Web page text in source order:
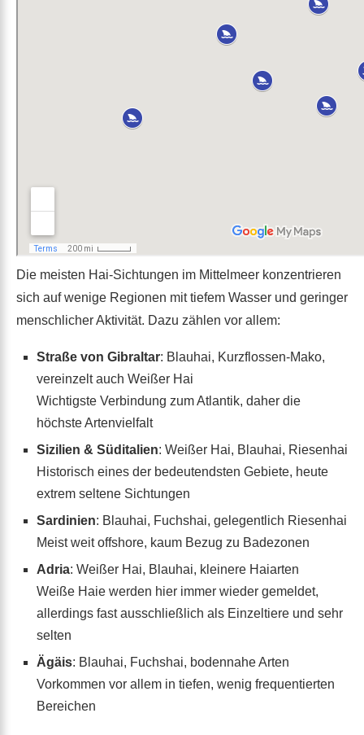
Die meisten Hai-Sichtungen im Mittelmeer konzentrieren
sich auf wenige Regionen mit tiefem Wasser und geringer
menschlicher Aktivität. Dazu zählen vor allem:
Straße von Gibraltar: Blauhai, Kurzflossen-Mako,
vereinzelt auch Weißer Hai
Wichtigste Verbindung zum Atlantik, daher die
höchste Artenvielfalt
Sizilien & Süditalien: Weißer Hai, Blauhai, Riesenhai
Historisch eines der bedeutendsten Gebiete, heute
extrem seltene Sichtungen
Sardinien: Blauhai, Fuchshai, gelegentlich Riesenhai
Meist weit offshore, kaum Bezug zu Badezonen
Adria: Weißer Hai, Blauhai, kleinere Haiarten
Weiße Haie werden hier immer wieder gemeldet,
allerdings fast ausschließlich als Einzeltiere und sehr
selten
Ägäis: Blauhai, Fuchshai, bodennahe Arten
Vorkommen vor allem in tiefen, wenig frequentierten
Bereichen